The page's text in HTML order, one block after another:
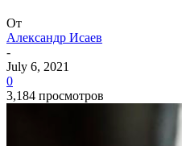
От
Александр Исаев
-
July 6, 2021
0
3,184 просмотров